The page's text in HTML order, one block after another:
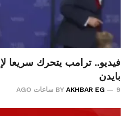
فيديو.. ترامب يتحرك سريعا
بايدن
BY AKHBAR EG 9 ساعات AGO